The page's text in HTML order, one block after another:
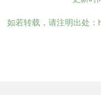
如若转载，请注明出处